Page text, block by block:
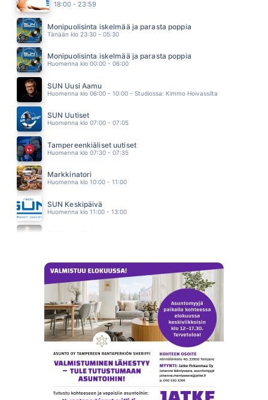
15.11
IRINA
15.06
MIKAEL KONTTINEN
15.03
EPPU NORMAALI
14.55
18:00 - 23:59
Monipuolisinta iskelmää ja parasta poppia
Tänään klo 23:30 - 05:30
Monipuolisinta iskelmää ja parasta poppia
Huomenna klo 00:00 - 06:00
SUN Uusi Aamu
Huomenna klo 06:00 - 10:00 - Studiossa: Kimmo Hoivassilta
SUN Uutiset
Huomenna klo 07:00 - 07:05
Tampereenkiäliset uutiset
Huomenna klo 07:30 - 07:35
Markkinatori
Huomenna klo 10:00 - 11:00
SUN Keskipäivä
Huomenna klo 11:00 - 13:00